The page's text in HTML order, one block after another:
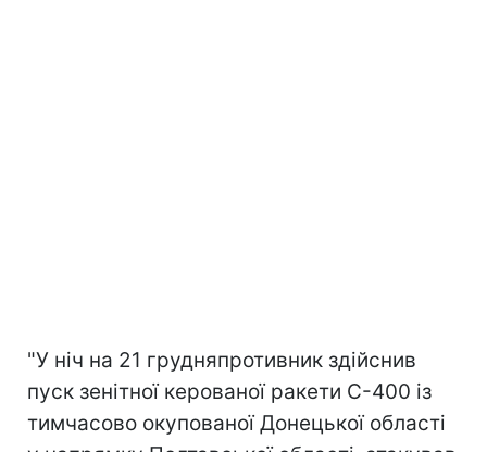
"У ніч на 21 грудняпротивник здійснив
пуск зенітної керованої ракети С-400 із
тимчасово окупованої Донецької області